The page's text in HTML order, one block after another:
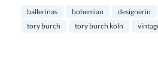
ballerinas bohemian designerin
tory burch
tory burch köln